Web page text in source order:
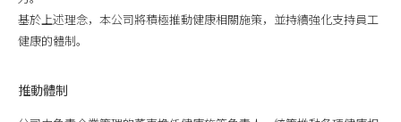
基於上述理念，本公司將積極推動健康相關施策，並持續強化支持員工
健康的體制。
推動體制